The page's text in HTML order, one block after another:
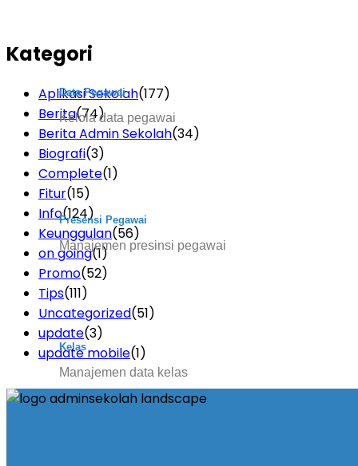
Data Pegawai
Kelola data pegawai
Presensi Pegawai
Manajemen presinsi pegawai
Kelas
Manajemen data kelas
Kategori
Aplikasi Sekolah(177)
Berita(74)
Berita Admin Sekolah(34)
Biografi(3)
Complete(1)
Fitur(15)
Info(124)
Keunggulan(56)
on going(1)
Promo(52)
Tips(111)
Uncategorized(51)
update(3)
update mobile(1)